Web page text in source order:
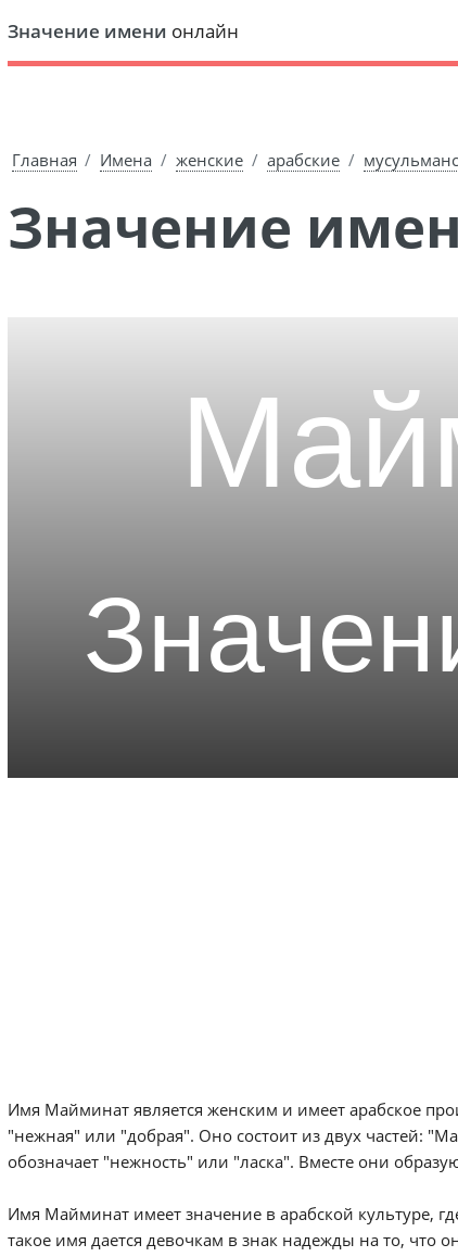
Значение имени онлайн
Главная Имена женские арабские
Значение
Имя Майминат является женским и имеет арабское
"нежная" или "добрая". Оно состоит из двух частей:
обозначает "нежность" или "ласка". Вместе они
Имя Майминат имеет значение в арабской культуре,
такое имя дается девочкам в знак надежды на то,